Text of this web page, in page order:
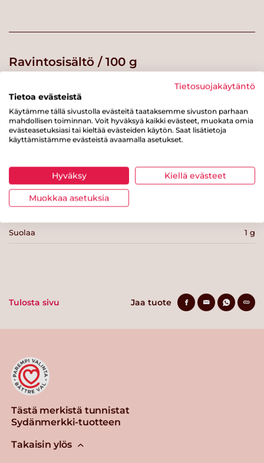
Ravintosisältö / 100 g
402 kcal
Rasvaa 17 g
josta tyydyttynyttä rasvaa
josta sokereita 16 g
Kuitua
Suolaa 1 g
Tulosta sivu Jaa tuote
Tästä merkistä tunnistat
Sydänmerkki-tuotteen
Takaisin ylös
Tietosuojakäytäntö
Tietoa evästeistä
Käytämme tällä sivustolla evästeitä taataksemme sivuston parhaan
mahdollisen toiminnan. Voit hyväksyä kaikki evästeet, muokata omia
evästeasetuksiasi tai kieltää evästeiden käytön. Saat lisätietoja
käyttämistämme evästeistä avaamalla asetukset.
Hyväksy Kiellä evästeet
Muokkaa asetuksia